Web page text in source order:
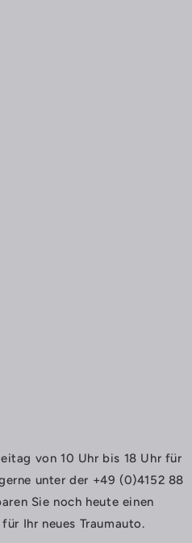
von 10 Uhr bis 18 Uhr für
unter der +49 (0)4152 88
Sie noch heute einen
Ihr neues Traumauto.